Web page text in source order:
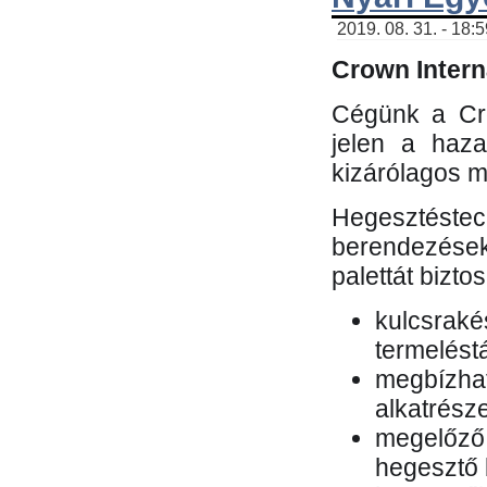
2019. 08. 31. -
Crown
Cégünk a
jelen a
kizárólagos
palettát
hegesztő